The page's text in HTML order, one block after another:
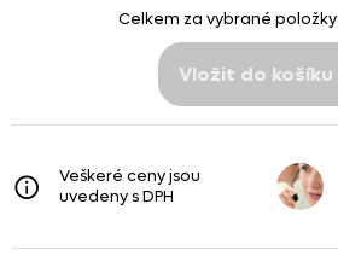
Celkem za vybrané položky
Vložit do košíku
Veškeré ceny jsou
uvedeny s DPH